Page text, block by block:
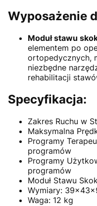
Wyposażenie
Moduł stawu
elementem po
ortopedycznych,
niezbędne
rehabilitacji
Specyfikacja:
Zakres Ruchu w
Maksymalna
Programy
programów
Programy
programów
Moduł Stawu
Wymiary:
Waga: 12 kg